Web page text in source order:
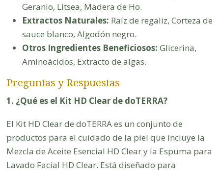
Geranio, Litsea, Madera de Ho.
Extractos Naturales: Raíz de regaliz, Corteza de
sauce blanco, Algodón negro.
Otros Ingredientes Beneficiosos: Glicerina,
Aminoácidos, Extracto de algas.
Preguntas y Respuestas
1. ¿Qué es el Kit HD Clear de doTERRA?
El Kit HD Clear de doTERRA es un conjunto de
productos para el cuidado de la piel que incluye la
Mezcla de Aceite Esencial HD Clear y la Espuma para
Lavado Facial HD Clear. Está diseñado para